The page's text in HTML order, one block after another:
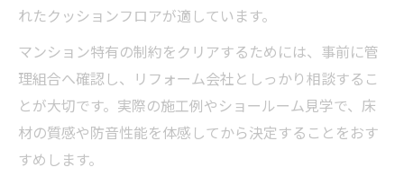
れたクッションフロアが適しています。
マンション特有の制約をクリアするためには、事前に管
理組合へ確認し、リフォーム会社としっかり相談するこ
とが大切です。実際の施工例やショールーム見学で、床
材の質感や防音性能を体感してから決定することをおす
すめします。